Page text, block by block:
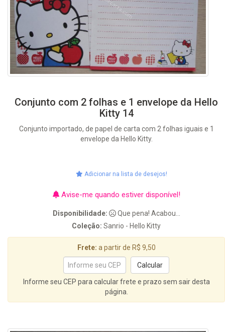
Conjunto com 2 folhas e 1 envelope da Hello
Kitty 14
Conjunto importado, de papel de carta com 2 folhas iguais e 1
envelope da Hello Kitty.
Adicionar na lista de desejos!
Avise-me quando estiver disponível!
Disponibilidade:
Que pena! Acabou...
Coleção: Sanrio - Hello Kitty
Frete: a partir de R$ 9,50
Informe seu CEP para calcular frete e prazo sem sair desta
página.